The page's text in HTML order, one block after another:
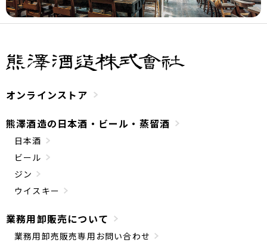
オンラインストア
熊澤酒造の日本酒・ビール・蒸留酒
日本酒
ビール
ジン
ウイスキー
業務用卸販売について
業務用卸売販売専用お問い合わせ